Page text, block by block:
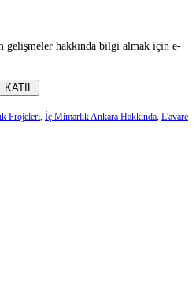
gelişmeler hakkında bilgi almak için e-
KATIL
Projeleri, İç Mimarlık Ankara Hakkında, L'avare